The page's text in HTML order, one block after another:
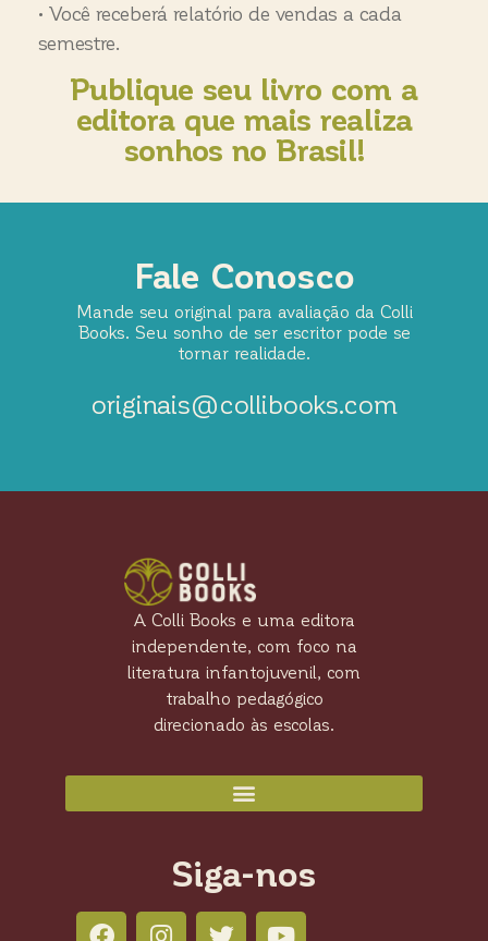
• Você receberá relatório de vendas a cada
semestre
Publique seu livro com a
editora que mais realiza
sonhos no Brasil!
Fale Conosco
Mande seu original para avaliação da Colli
Books. Seu sonho de ser escritor pode se
tornar realidade.
originais@collibooks.com
A Colli Books e uma editora
independente, com foco na
literatura infantojuvenil, com
trabalho pedagógico
direcionado às escolas.
Siga-nos